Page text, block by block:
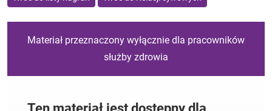
Materiał przeznaczony wyłącznie dla pracowników
służby zdrowia